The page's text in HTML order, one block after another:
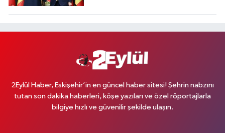
2Eylül Haber, Eskişehir’in en güncel haber sitesi! Şehrin nabzını
tutan son dakika haberleri, köşe yazıları ve özel röportajlarla
bilgiye hızlı ve güvenilir şekilde ulaşın.